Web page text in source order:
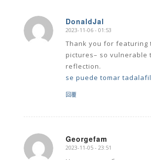
DonaldJal
says:
2023-11-06 - 01:53
Thank you for featuring
pictures– so vulnerable
reflection.
se puede tomar
回覆
Georgefam
says:
2023-11-05 - 23:51